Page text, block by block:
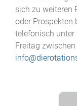
sich zu weiteren
oder Prospekten
telefonisch
Freitag